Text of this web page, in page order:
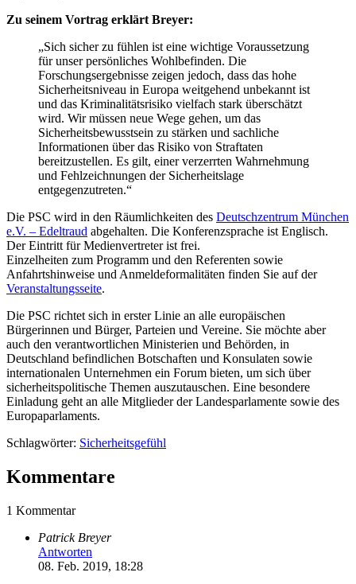
Zu seinem Vortrag erklärt Breyer:
„Sich sicher zu fühlen ist eine wichtige Voraussetzung
für unser persönliches Wohlbefinden. Die
Forschungsergebnisse zeigen jedoch, dass das hohe
Sicherheitsniveau in Europa weitgehend unbekannt ist
und das Kriminalitätsrisiko vielfach stark überschätzt
wird. Wir müssen neue Wege gehen, um das
Sicherheitsbewusstsein zu stärken und sachliche
Informationen über das Risiko von Straftaten
bereitzustellen. Es gilt, einer verzerrten Wahrnehmung
und Fehlzeichnungen der Sicherheitslage
entgegenzutreten.“
Die PSC wird in den Räumlichkeiten des Deutschzentrum München
e.V. – Edeltraud abgehalten. Die Konferenzsprache ist Englisch.
Der Eintritt für Medienvertreter ist frei.
Einzelheiten zum Programm und den Referenten sowie
Anfahrtshinweise und Anmeldeformalitäten finden Sie auf der
Veranstaltungsseite.
Die PSC richtet sich in erster Linie an alle europäischen
Bürgerinnen und Bürger, Parteien und Vereine. Sie möchte aber
auch den verantwortlichen Ministerien und Behörden, in
Deutschland befindlichen Botschaften und Konsulaten sowie
internationalen Unternehmen ein Forum bieten, um sich über
sicherheitspolitische Themen auszutauschen. Eine besondere
Einladung geht an alle Mitglieder der Landesparlamente sowie des
Europaparlaments.
Schlagwörter: Sicherheitsgefühl
Kommentare
1 Kommentar
Patrick Breyer
Antworten
08. Feb. 2019, 18:28